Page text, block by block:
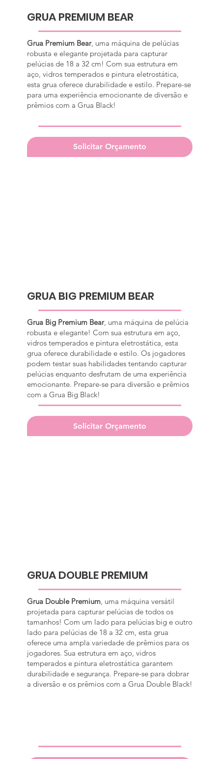
GRUA PREMIUM BEAR
Grua Premium Bear, uma máquina de pelúcias
robusta e elegante projetada para capturar
pelúcias de 18 a 32 cm! Com sua estrutura em
aço, vidros temperados e pintura eletrostática,
esta grua oferece durabilidade e estilo. Prepare-se
para uma experiência emocionante de diversão e
prêmios com a Grua Black!
Solicitar Orçamento
GRUA BIG PREMIUM BEAR
Grua Big Premium Bear, uma máquina de pelúcia
robusta e elegante! Com sua estrutura em aço,
vidros temperados e pintura eletrostática, esta
grua oferece durabilidade e estilo. Os jogadores
podem testar suas habilidades tentando capturar
pelúcias enquanto desfrutam de uma experiência
emocionante. Prepare-se para diversão e prêmios
com a Grua Big Black!
Solicitar Orçamento
GRUA DOUBLE PREMIUM
Grua Double Premium, uma máquina versátil
projetada para capturar pelúcias de todos os
tamanhos! Com um lado para pelúcias big e outro
lado para pelúcias de 18 a 32 cm, esta grua
oferece uma ampla variedade de prêmios para os
jogadores. Sua estrutura em aço, vidros
temperados e pintura eletrostática garantem
durabilidade e segurança. Prepare-se para dobrar
a diversão e os prêmios com a Grua Double Black!